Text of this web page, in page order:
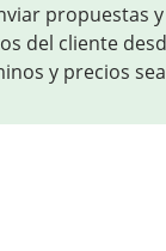
propuestas
del cliente
y precios